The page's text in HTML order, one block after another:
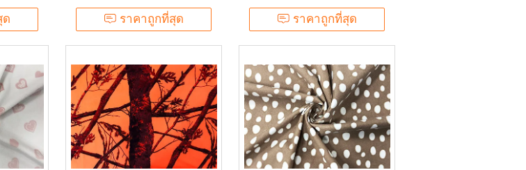
ด ราคาถูกที่สุด ราคาถูกที่สุด